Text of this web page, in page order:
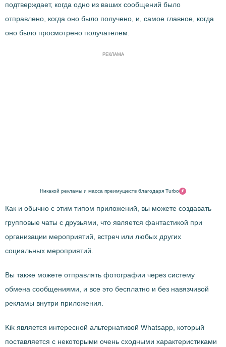
подтверждает, когда одно из ваших сообщений было
отправлено, когда оно было получено, и, самое главное, когда
оно было просмотрено получателем.
РЕКЛАМА
Никакой рекламы и масса преимуществ благодаря Turbo
Как и обычно с этим типом приложений, вы можете создавать
групповые чаты с друзьями, что является фантастикой при
организации мероприятий, встреч или любых других
социальных мероприятий.
Вы также можете отправлять фотографии через систему
обмена сообщениями, и все это бесплатно и без навязчивой
рекламы внутри приложения.
Kik является интересной альтернативой Whatsapp, который
поставляется с некоторыми очень сходными характеристиками